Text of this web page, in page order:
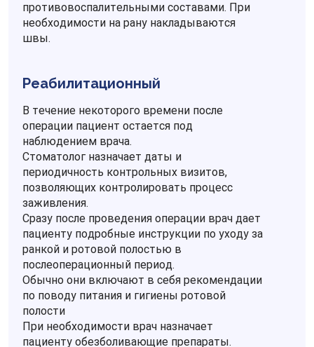
противовоспалительными составами. При
необходимости на рану накладываются
швы.
Реабилитационный
В течение некоторого времени после
операции пациент остается под
наблюдением врача.
Стоматолог назначает даты и
периодичность контрольных визитов,
позволяющих контролировать процесс
заживления.
Сразу после проведения операции врач дает
пациенту подробные инструкции по уходу за
ранкой и ротовой полостью в
послеоперационный период.
Обычно они включают в себя рекомендации
по поводу питания и гигиены ротовой
полости
При необходимости врач назначает
пациенту обезболивающие препараты.